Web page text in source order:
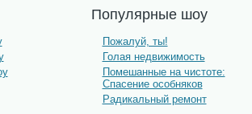
Популярные шоу
Пожалуй, ты!
Голая недвижимость
Помешанные на чистоте:
Спасение особняков
Радикальный ремонт